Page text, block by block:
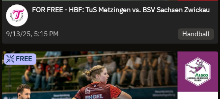
FOR FREE - HBF: TuS Metzingen vs. BSV Sachsen Zwickau
9/13/25, 5:15 PM Handball
FREE